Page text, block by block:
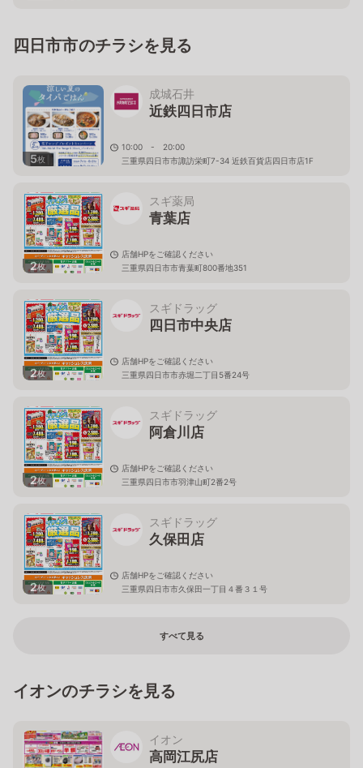
四日市市のチラシを見る
5枚
成城石井
近鉄四日市店
10:00 - 20:00
三重県四日市市諏訪栄町7-34 近鉄百貨店四日市店1F
2枚
スギ薬局
青葉店
店舗HPをご確認ください
三重県四日市市青葉町800番地351
2枚
スギドラッグ
四日市中央店
店舗HPをご確認ください
三重県四日市市赤堀二丁目5番24号
2枚
スギドラッグ
阿倉川店
店舗HPをご確認ください
三重県四日市市羽津山町2番2号
2枚
スギドラッグ
久保田店
店舗HPをご確認ください
三重県四日市市久保田一丁目４番３１号
すべて見る
イオンのチラシを見る
イオン
高岡江尻店